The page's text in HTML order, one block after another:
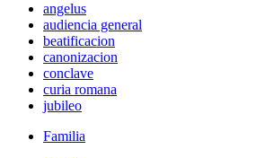
angelus
audiencia general
beatificacion
canonizacion
conclave
curia romana
jubileo
Familia